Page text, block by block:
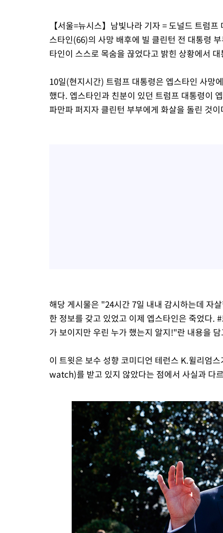
【서울=뉴시스】남빛나라 기자 = 도널드 트럼
스타인(66)의 사망 배후에 빌 클린턴 전 대통령
타인이 스스로 목숨을 끊었다고 밝힌 상황에서
10일(현지시간) 트럼프 대통령은 엡스타인 사망
했다. 엡스타인과 친분이 있던 트럼프 대통령이
파만파 퍼지자 클린턴 부부에게 화살을 돌린 것
해당 게시물은 "24시간 7일 내내 감시하는데 자
한 정보를 갖고 있었고 이제 엡스타인은 죽었
가 보이지만 우린 누가 했는지 알지!"란 내용을
이 트윗은 보수 성향 코미디언 테런스 K.윌리엄
watch)를 받고 있지 않았다는 점에서 사실과 다